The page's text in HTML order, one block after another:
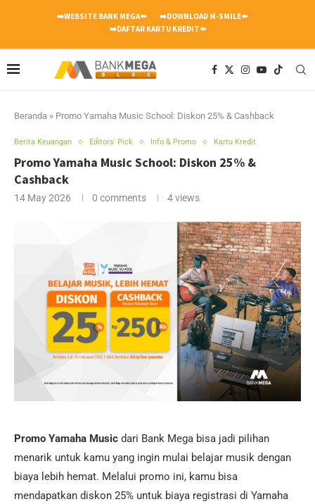
➡️WEBSITE BANK MEGA⬅️
➡️DOWNLOAD M-SMILE⬅️
➡️DAFTAR KARTU KREDIT⬅️
Beranda » Promo Yamaha Music School: Diskon 25% & Cashback
Berita Keuangan Editors' Pick Info & Promo Kartu Kredit
Promo Yamaha Music School: Diskon 25% &
Cashback
14 May 2026 0 comments 4views
Promo Yamaha Music dari Bank Mega bisa jadi pilihan
menarik untuk kamu yang ingin mulai belajar musik dengan
biaya lebih hemat. Melalui promo ini, kamu bisa
mendapatkan diskon 25% untuk biaya registrasi di Yamaha